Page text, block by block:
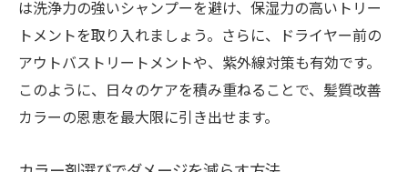
は洗浄力の強いシャンプーを避け、保湿力の高いトリー
トメントを取り入れましょう。さらに、ドライヤー前の
アウトバストリートメントや、紫外線対策も有効です。
このように、日々のケアを積み重ねることで、髪質改善
カラーの恩恵を最大限に引き出せます。